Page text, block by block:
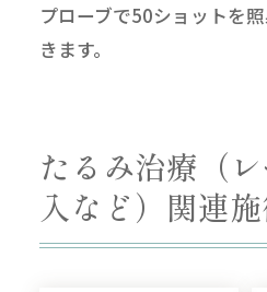
プローブで50ショットを
きます。
たるみ治療（
入など）関連